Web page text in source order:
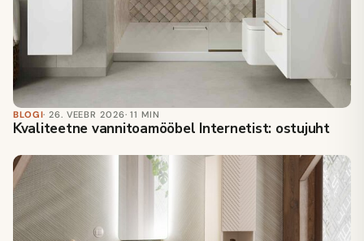
BLOGI· 26. VEEBR 2026· 11 MIN
Kvaliteetne vannitoamööbel Internetist: ostujuht